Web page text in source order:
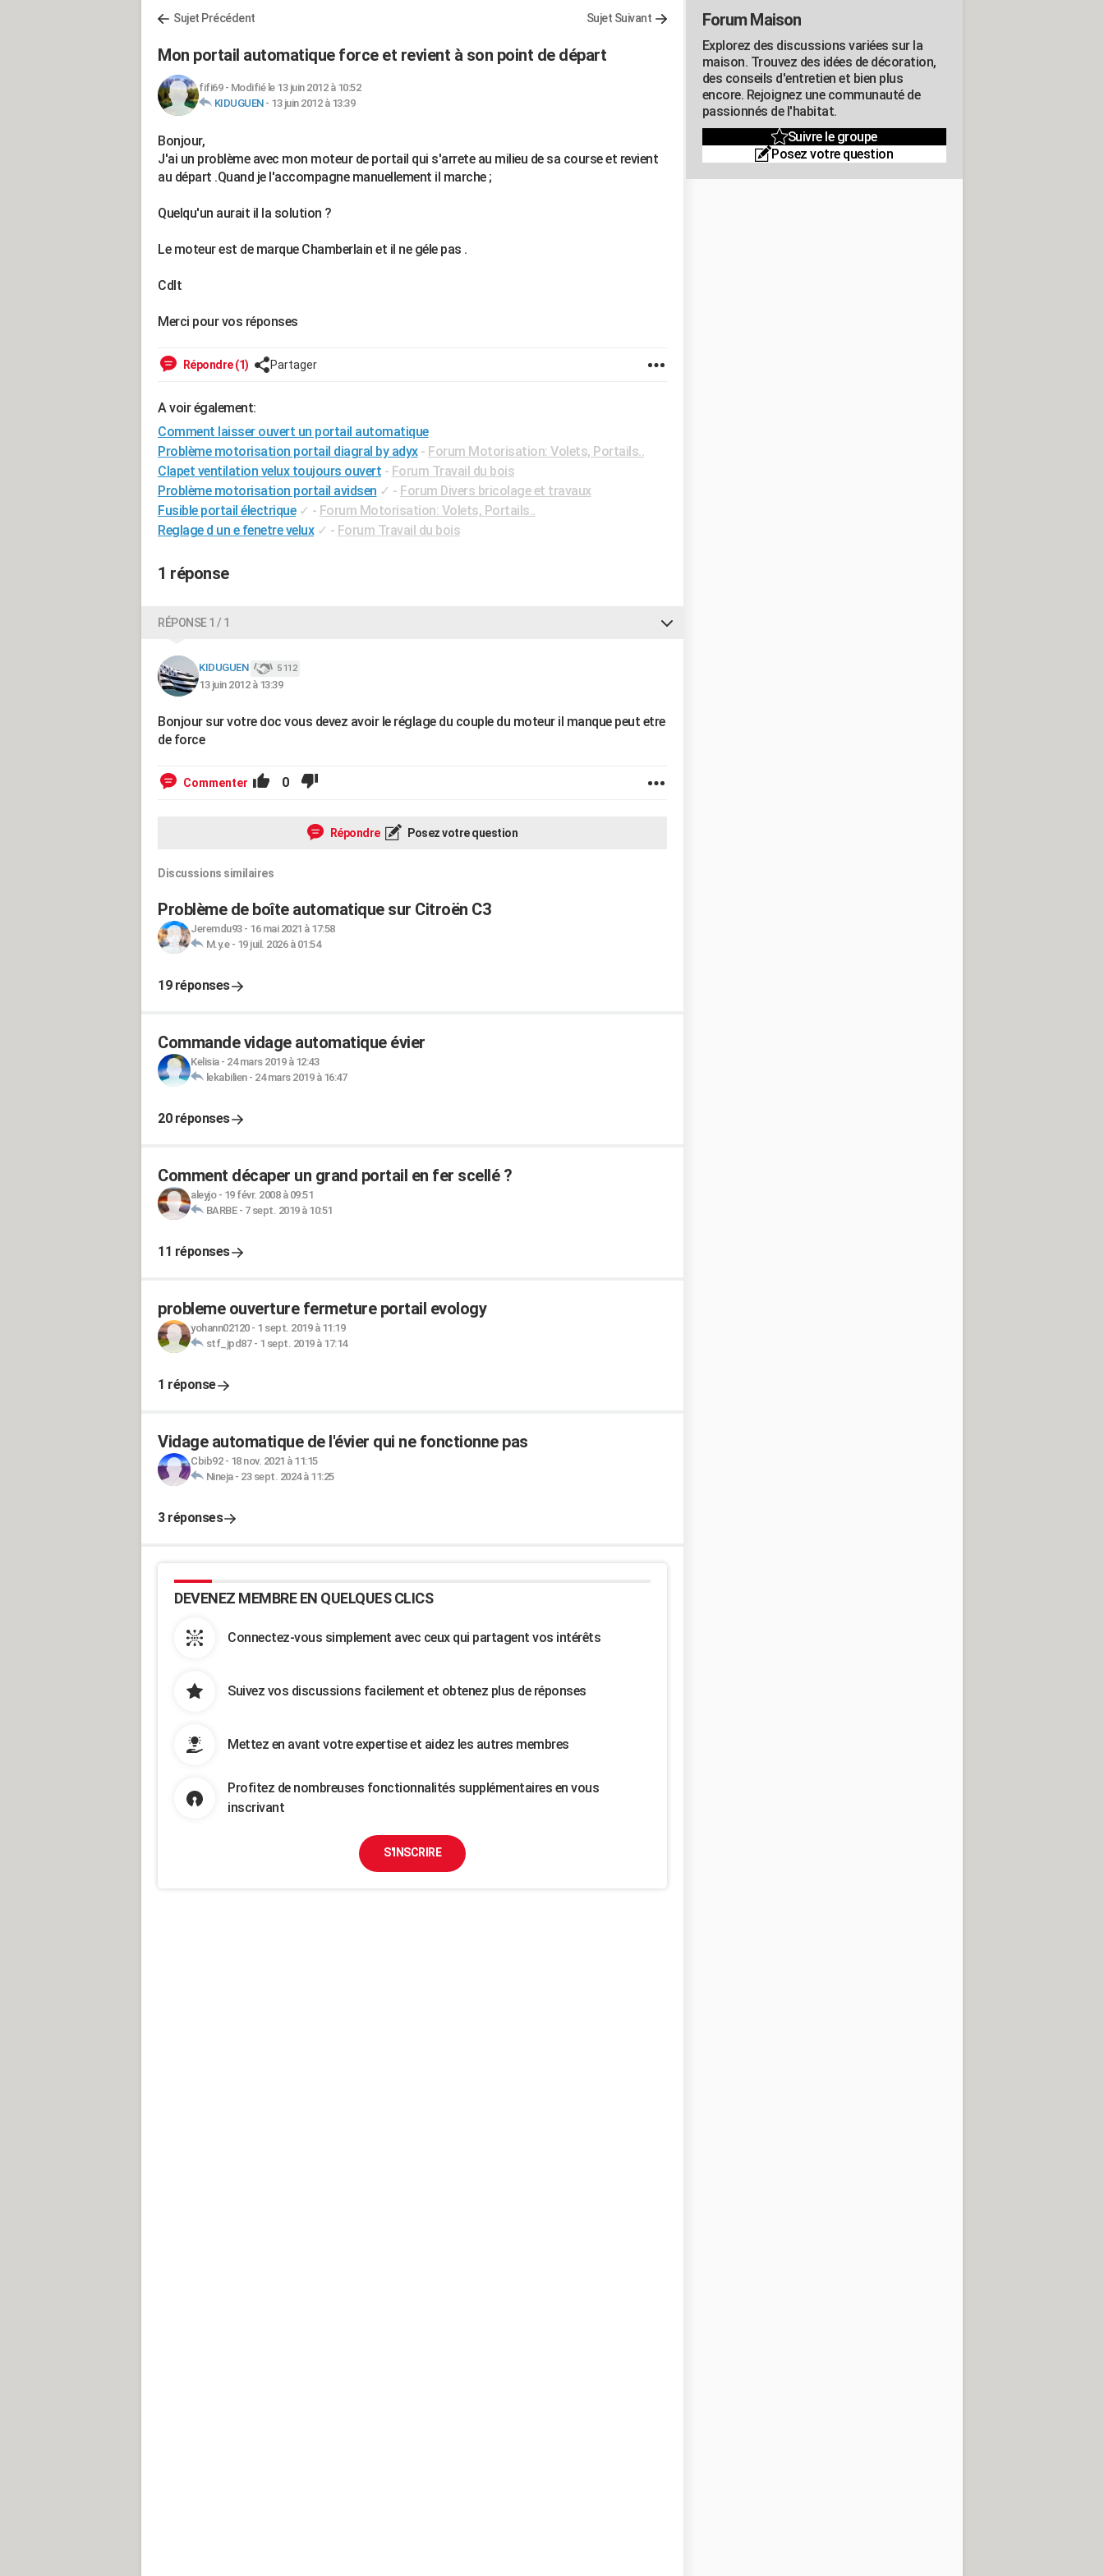
Sujet Précédent Sujet Suivant
Mon portail automatique force et revient à son point de départ
fifi69- Modifié le 13 juin 2012 à 10:52
KIDUGUEN- 13 juin 2012 à 13:39
Bonjour,
J'ai un problème avec mon moteur de portail qui s'arrete au milieu de sa course et revient
au départ .Quand je l'accompagne manuellement il marche ;
Quelqu'un aurait il la solution ?
Le moteur est de marque Chamberlain et il ne géle pas .
Cdlt
Merci pour vos réponses
Répondre (1) Partager
A voir également:
Comment laisser ouvert un portail automatique
Problème motorisation portail diagral by adyx - Forum Motorisation: Volets, Portails..
Clapet ventilation velux toujours ouvert - Forum Travail du bois
Problème motorisation portail avidsen ✓ - Forum Divers bricolage et travaux
Fusible portail électrique ✓ - Forum Motorisation: Volets, Portails..
Reglage d un e fenetre velux ✓ - Forum Travail du bois
1 réponse
RÉPONSE 1 / 1
KIDUGUEN 5 112
13 juin 2012 à 13:39
Bonjour sur votre doc vous devez avoir le réglage du couple du moteur il manque peut etre
de force
Commenter 0
Répondre Posez votre question
Discussions similaires
Problème de boîte automatique sur Citroën C3
Jeremdu93- 16 mai 2021 à 17:58
M.y.e- 19 juil. 2026 à 01:54
19 réponses
Commande vidage automatique évier
Kelisia- 24 mars 2019 à 12:43
lekabilien- 24 mars 2019 à 16:47
20 réponses
Comment décaper un grand portail en fer scellé ?
aleyjo- 19 févr. 2008 à 09:51
BARBE- 7 sept. 2019 à 10:51
11 réponses
probleme ouverture fermeture portail evology
yohann02120- 1 sept. 2019 à 11:19
stf_jpd87- 1 sept. 2019 à 17:14
1 réponse
Vidage automatique de l'évier qui ne fonctionne pas
Cbib92- 18 nov. 2021 à 11:15
Nineja- 23 sept. 2024 à 11:25
3 réponses
DEVENEZ MEMBRE EN QUELQUES CLICS
Connectez-vous simplement avec ceux qui partagent vos intérêts
Suivez vos discussions facilement et obtenez plus de réponses
Mettez en avant votre expertise et aidez les autres membres
Profitez de nombreuses fonctionnalités supplémentaires en vous
inscrivant
S'INSCRIRE
Forum Maison
Explorez des discussions variées sur la
maison. Trouvez des idées de décoration,
des conseils d'entretien et bien plus
encore. Rejoignez une communauté de
passionnés de l'habitat.
Suivre le groupe
Posez votre question